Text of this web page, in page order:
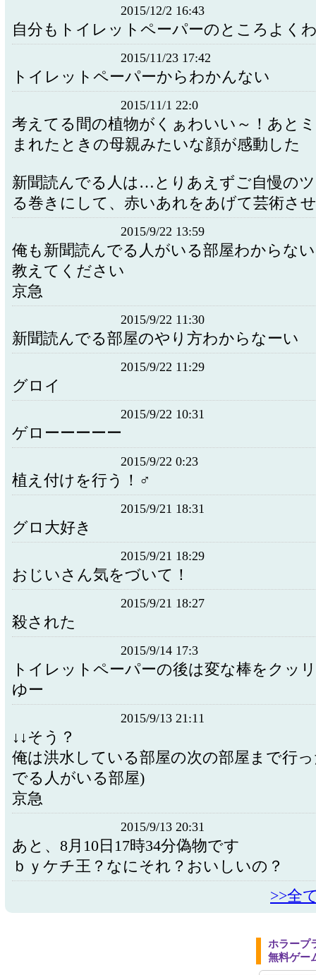
2015/12/2 16:43
自分もトイレットペーパーのところよく
2015/11/23 17:42
トイレットペーパーからわかんない
2015/11/1 22:0
考えてる間の植物がくぁわいい～！あと
まれたときの母親みたいな顔が感動した
新聞読んでる人は…とりあえずご自慢の
る巻きにして、赤いあれをあげて芸術さ
2015/9/22 13:59
俺も新聞読んでる人がいる部屋わからな
教えてください
京急
2015/9/22 11:30
新聞読んでる部屋のやり方わからなーい
2015/9/22 11:29
グロイ
2015/9/22 10:31
ゲローーーーー
2015/9/22 0:23
植え付けを行う！♂
2015/9/21 18:31
グロ大好き
2015/9/21 18:29
おじいさん気をづいて！
2015/9/21 18:27
殺された
2015/9/14 17:3
トイレットペーパーの後は変な棒を
ゆー
2015/9/13 21:11
↓↓そう？
俺は洪水している部屋の次の部屋まで行
でる人がいる部屋)
京急
2015/9/13 20:31
あと、8月10日17時34分偽物です
ｂｙケチ王？なにそれ？おいしいの？
>>全
ホラープ
無料ゲー